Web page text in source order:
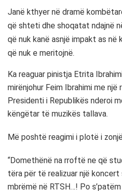
Janë kthyer në dramë
që shteti dhe shoqatat ndajnë
që nuk kanë asnjë impakt as në
që nuk e meritojnë.
Ka reaguar pinistja Etrita
mirënjohur Feim Ibrahimi me
Presidenti i Republikës nderoi
këngëtar të muzikës tallava.
Më poshtë reagimi i plotë i
“Domethënë na rroftë ne që
tëra për të realizuar një koncert
mbrëmë në RTSH…! Po